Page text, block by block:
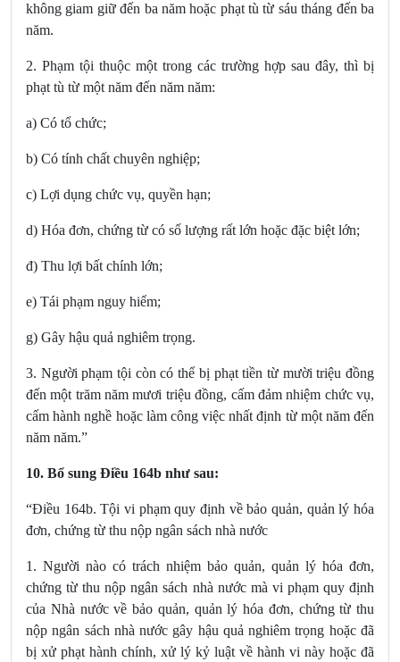
không giam giữ đến ba năm hoặc phạt tù từ sáu tháng đến ba
năm.
2. Phạm tội thuộc một trong các trường hợp sau đây, thì bị
phạt tù từ một năm đến năm năm:
a) Có tổ chức;
b) Có tính chất chuyên nghiệp;
c) Lợi dụng chức vụ, quyền hạn;
d) Hóa đơn, chứng từ có số lượng rất lớn hoặc đặc biệt lớn;
đ) Thu lợi bất chính lớn;
e) Tái phạm nguy hiểm;
g) Gây hậu quả nghiêm trọng.
3. Người phạm tội còn có thể bị phạt tiền từ mười triệu đồng
đến một trăm năm mươi triệu đồng, cấm đảm nhiệm chức vụ,
cấm hành nghề hoặc làm công việc nhất định từ một năm đến
năm năm.”
10. Bổ sung Điều 164b như sau:
“Điều 164b. Tội vi phạm quy định về bảo quản, quản lý hóa
đơn, chứng từ thu nộp ngân sách nhà nước
1. Người nào có trách nhiệm bảo quản, quản lý hóa đơn,
chứng từ thu nộp ngân sách nhà nước mà vi phạm quy định
của Nhà nước về bảo quản, quản lý hóa đơn, chứng từ thu
nộp ngân sách nhà nước gây hậu quả nghiêm trọng hoặc đã
bị xử phạt hành chính, xử lý kỷ luật về hành vi này hoặc đã